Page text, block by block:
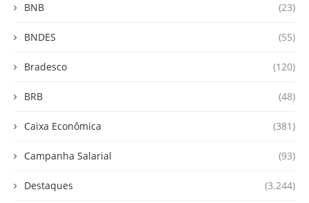
BNB (23)
BNDES (55)
Bradesco (120)
BRB (48)
Caixa Econômica (381)
Campanha Salarial (93)
Destaques (3.244)